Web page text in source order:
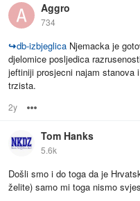
Aggro
734
↪db-izbjeglica Njemacka je
djelomice posljedica
jeftiniji prosjecni najam stanova
trzista.
2y
Tom Hanks
5.6k
Došli smo i do toga da je
želite) samo mi toga nismo